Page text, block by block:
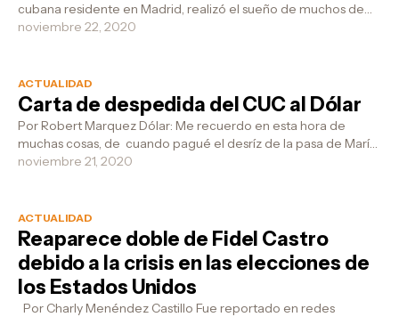
cubana residente en Madrid, realizó el sueño de muchos de
sus coterráneos al inaugur...
noviembre 22, 2020
ACTUALIDAD
Carta de despedida del CUC al Dólar
Por Robert Marquez Dólar: Me recuerdo en esta hora de
muchas cosas, de cuando pagué el desríz de la pasa de María
Antonia, de cuando me pro...
noviembre 21, 2020
ACTUALIDAD
Reaparece doble de Fidel Castro
debido a la crisis en las elecciones de
los Estados Unidos
Por Charly Menéndez Castillo Fue reportado en redes